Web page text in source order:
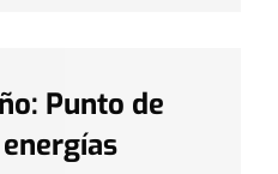
Punto de